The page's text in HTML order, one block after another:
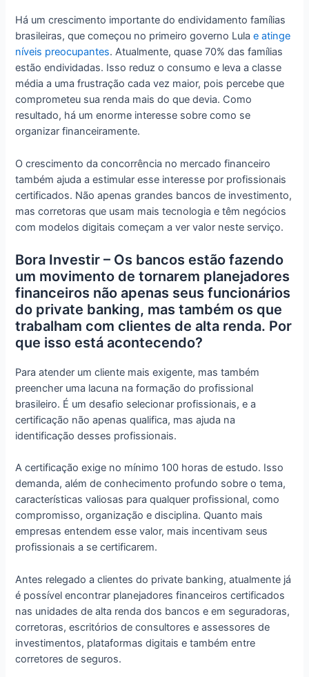
Há um crescimento importante do endividamento famílias
brasileiras, que começou no primeiro governo Lulae atinge
níveis preocupantes. Atualmente, quase 70% das famílias
estão endividadas. Isso reduz o consumo e leva a classe
média a uma frustração cada vez maior, pois percebe que
comprometeu sua renda mais do que devia. Como
resultado, há um enorme interesse sobre como se
organizar financeiramente.
O crescimento da concorrência no mercado financeiro
também ajuda a estimular esse interesse por profissionais
certificados. Não apenas grandes bancos de investimento,
mas corretoras que usam mais tecnologia e têm negócios
com modelos digitais começam a ver valor neste serviço.
Bora Investir – Os bancos estão fazendo
um movimento de tornarem planejadores
financeiros não apenas seus funcionários
do private banking, mas também os que
trabalham com clientes de alta renda. Por
que isso está acontecendo?
Para atender um cliente mais exigente, mas também
preencher uma lacuna na formação do profissional
brasileiro. É um desafio selecionar profissionais, e a
certificação não apenas qualifica, mas ajuda na
identificação desses profissionais.
A certificação exige no mínimo 100 horas de estudo. Isso
demanda, além de conhecimento profundo sobre o tema,
características valiosas para qualquer profissional, como
compromisso, organização e disciplina. Quanto mais
empresas entendem esse valor, mais incentivam seus
profissionais a se certificarem.
Antes relegado a clientes do private banking, atualmente já
é possível encontrar planejadores financeiros certificados
nas unidades de alta renda dos bancos e em seguradoras,
corretoras, escritórios de consultores e assessores de
investimentos, plataformas digitais e também entre
corretores de seguros.